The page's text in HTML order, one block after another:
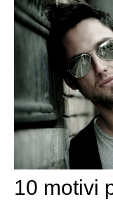
10 motivi